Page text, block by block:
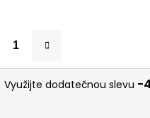
Využijte dodatečnou slevu -